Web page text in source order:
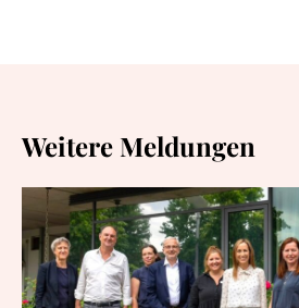
Weitere Meldungen